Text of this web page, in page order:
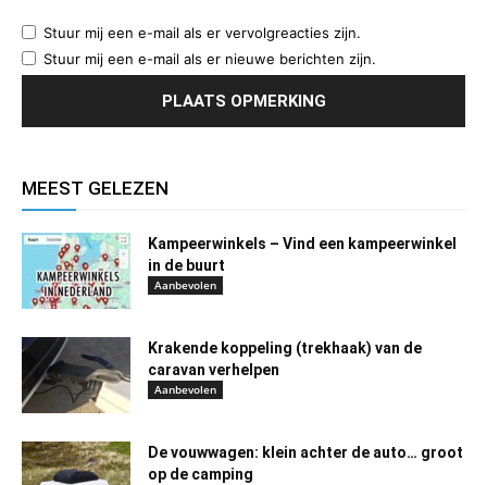
Stuur mij een e-mail als er vervolgreacties zijn.
Stuur mij een e-mail als er nieuwe berichten zijn.
MEEST GELEZEN
Kampeerwinkels – Vind een kampeerwinkel
in de buurt
Aanbevolen
Krakende koppeling (trekhaak) van de
caravan verhelpen
Aanbevolen
De vouwwagen: klein achter de auto… groot
op de camping